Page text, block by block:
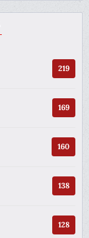
219
169
160
138
128